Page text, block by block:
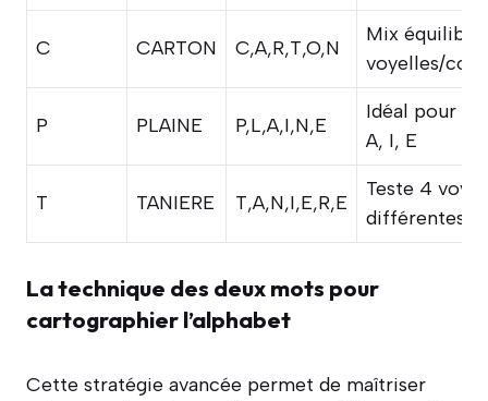
C CARTON C,A,R,T,O,N
Mix équilibré
voyelles/
P PLAINE P,L,A,I,N,E
Idéal pour
A, I, E
T TANIERE T,A,N,I,E,R,E
Teste 4
différentes
La technique des deux mots pour
cartographier l’alphabet
Cette stratégie avancée permet de maîtriser